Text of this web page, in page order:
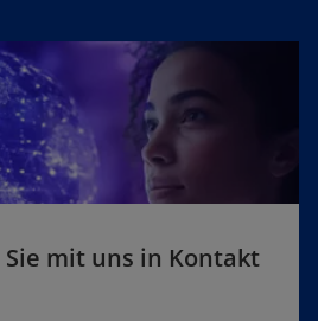
mit uns in Kontakt